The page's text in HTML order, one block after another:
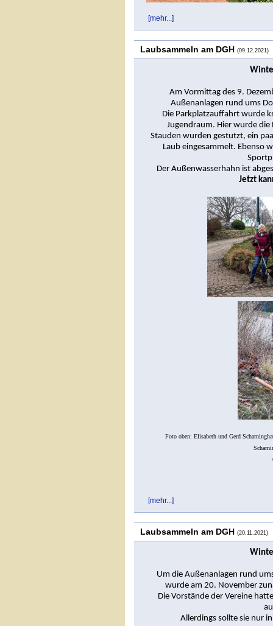
[mehr...]
Laubsammeln am DGH (09.12.2021)
Am Vormittag des 9.
Außenanlagen rund ums
Die Parkplatzauffahrt wurde
Jugendraum. Hier wurde
Stauden wurden gestutzt, ein
Laub eingesammelt. Ebenso
Der Außenwasserhahn ist
Jetzt
Foto oben: Elisabeth und Gerd
[mehr...]
Laubsammeln am DGH (20.11.2021)
Um die Außenanlagen rund
wurde am 20. November
Die Vorstände der Vereine
Allerdings sollte sie nur